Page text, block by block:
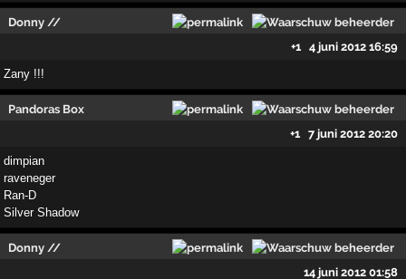
Donny //
+1
4 juni 2012 16:59
Zany !!!
Pandoras Box
+1
7 juni 2012 20:20
dimpian
raveneger
Ran-D
Silver Shadow
Donny //
14 juni 2012 01:58